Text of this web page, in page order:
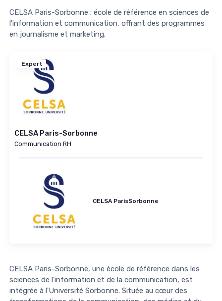
CELSA Paris-Sorbonne : école de référence en sciences de
l'information et communication, offrant des programmes
en journalisme et marketing.
Expert
CELSA Paris-Sorbonne
Communication RH
CELSA ParisSorbonne
CELSA Paris-Sorbonne, une école de référence dans les
sciences de l'information et de la communication, est
intégrée à l'Université Sorbonne. Située au cœur des